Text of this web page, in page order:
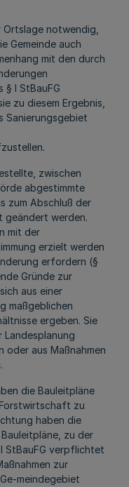
Ortslage notwendig,
Gemeinde auch
mit den durch
§ l StBauFG
zu diesem Ergebnis,
Sanierungsgebiet
zwischen
abgestimmte
zum Abschluß der
geändert werden.
mit der
erzielt werden
erfordern (§
Gründe zur
aus einer
maßgeblichen
ergeben. Sie
Landesplanung
oder aus Maßnahmen
die Bauleitpläne
zu
haben die
zu der
StBauFG verpflichtet
zur
meindegebiet